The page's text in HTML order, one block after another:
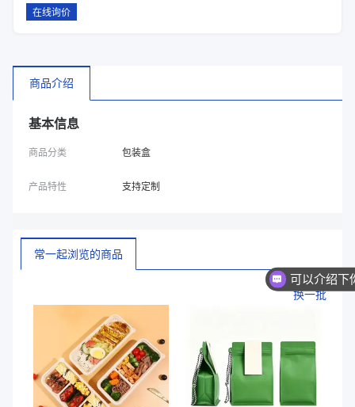
在线询价
商品介绍
基本信息
商品分类 包装盒
产品特性 支持定制
常一起浏览的商品
换一批